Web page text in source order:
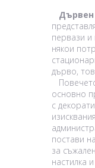
Дървен
первази
някои
дърво,
основно
с
постави
за
настилка